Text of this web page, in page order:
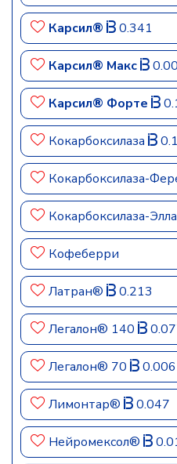
Карсил® 0.341
Карсил® Макс
Карсил® Форте
Кокарбоксилаза
Кокарбоксилаза-
Кокарбоксилаза-
Кофеберри
Латран® 0.213
Легалон® 140
Легалон® 70 0.006
Лимонтар® 0.047
Нейромексол®